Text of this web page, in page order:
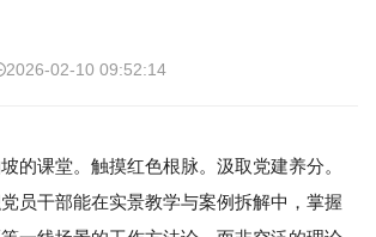
2026-02-10 09:52:14
课堂。触摸红色根脉。汲取党建养分。
员干部能在实景教学与案例拆解中，掌握